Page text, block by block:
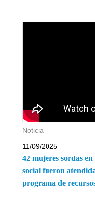
Noticia
11/09/2025
42 mujeres sordas
social fueron
programa de